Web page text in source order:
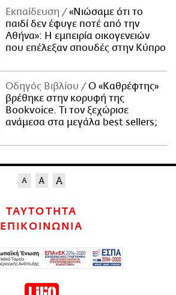
Εκπαίδευση
«Νιώσαμε ότι το
παιδί δεν έφυγε ποτέ από την
Αθήνα»: Η εμπειρία οικογενειών
που επέλεξαν σπουδές στην Κύπρο
Οδηγός Βιβλίου
Ο «Καθρέφτης»
βρέθηκε στην κορυφή της
Bookvoice. Τι τον ξεχώρισε
ανάμεσα στα μεγάλα best sellers;
ΤΑΥΤΟΤΗΤΑ
ΕΠΙΚΟΙΝΩΝΙΑ